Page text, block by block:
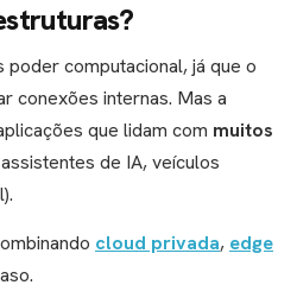
computacional, já que o
conexões internas. Mas a
que lidam com muitos
de IA, veículos
cloud privada, edge